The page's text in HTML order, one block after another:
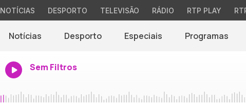
NOTÍCIAS DESPORTO TELEVISÃO RÁDIO RTP PLAY
Notícias Desporto Especiais Programas
Sem Filtros